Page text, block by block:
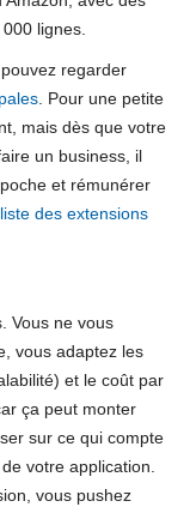
lignes.
regarder
. Pour une petite
mais dès que votre
un business, il
et rémunérer
des extensions
Vous ne vous
vous adaptez les
et le coût par
ça peut monter
sur ce qui compte
votre application.
vous pushez